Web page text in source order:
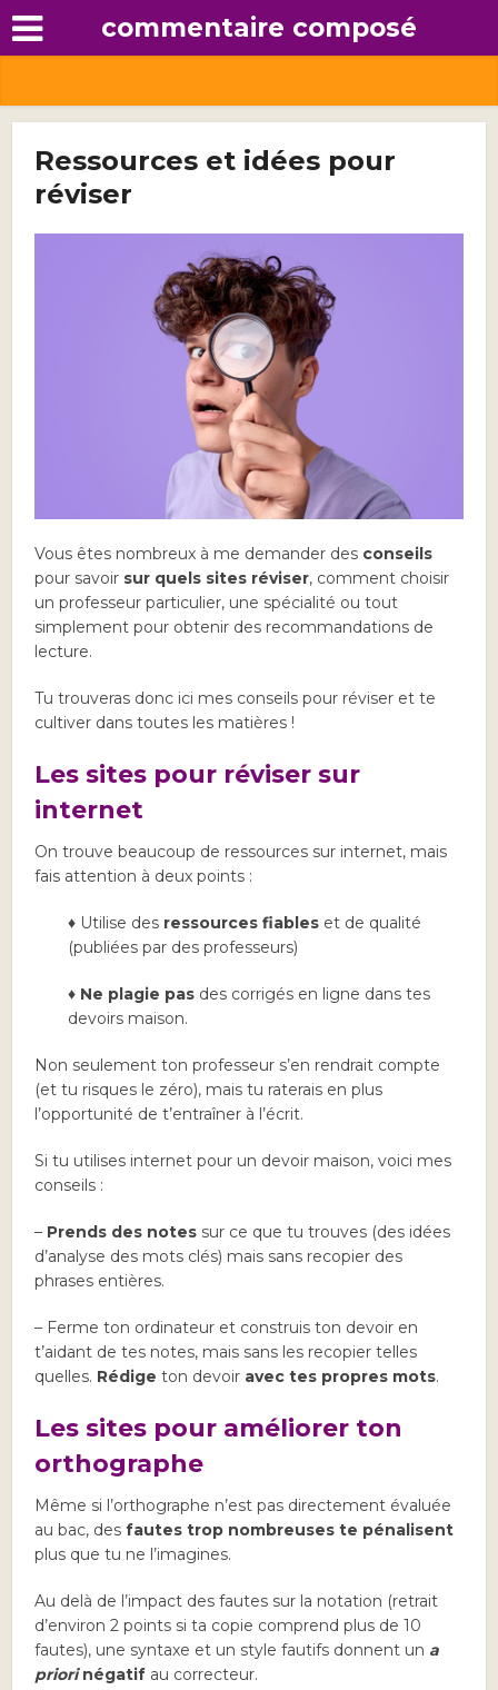
commentaire composé
Ressources et idées pour
réviser
Vous êtes nombreux à me demander des conseils
pour savoir sur quels sites réviser, comment choisir
un professeur particulier, une spécialité ou tout
simplement pour obtenir des recommandations de
lecture.
Tu trouveras donc ici mes conseils pour réviser et te
cultiver dans toutes les matières !
Les sites pour réviser sur
internet
On trouve beaucoup de ressources sur internet, mais
fais attention à deux points :
♦ Utilise des ressources fiables et de qualité
(publiées par des professeurs)
♦ Ne plagie pas des corrigés en ligne dans tes
devoirs maison.
Non seulement ton professeur s’en rendrait compte
(et tu risques le zéro), mais tu raterais en plus
l’opportunité de t’entraîner à l’écrit.
Si tu utilises internet pour un devoir maison, voici mes
conseils :
– Prends des notes sur ce que tu trouves (des idées
d’analyse des mots clés) mais sans recopier des
phrases entières.
– Ferme ton ordinateur et construis ton devoir en
t’aidant de tes notes, mais sans les recopier telles
quelles. Rédige ton devoir avec tes propres mots.
Les sites pour améliorer ton
orthographe
Même si l’orthographe n’est pas directement évaluée
au bac, desfautes trop nombreuses te pénalisent
plus que tu ne l’imagines.
Au delà de l’impact des fautes sur la notation (retrait
d’environ 2 points si ta copie comprend plus de 10
fautes), une syntaxe et un style fautifs donnent un a
priorinégatif au correcteur.